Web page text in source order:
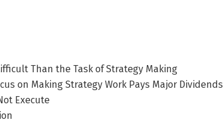
Than the Task of Strategy Making
on Making Strategy Work Pays Major Dividends
Execute